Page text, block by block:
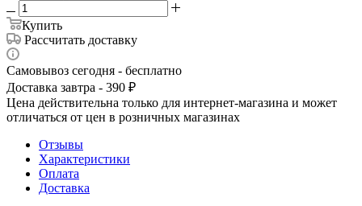
Купить
Рассчитать доставку
Самовывоз сегодня - бесплатно
Доставка завтра - 390 ₽
Цена действительна только для интернет-магазина и может
отличаться от цен в розничных магазинах
Отзывы
Характеристики
Оплата
Доставка